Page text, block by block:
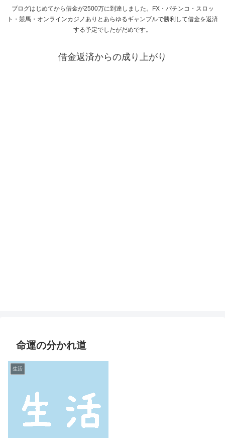
ブログはじめてから借金が2500万に到達しました。FX・パチンコ・スロッ
ト・競馬・オンラインカジノありとあらゆるギャンブルで勝利して借金を返済
する予定でしたがだめです。
借金返済からの成り上がり
命運の分かれ道
生活